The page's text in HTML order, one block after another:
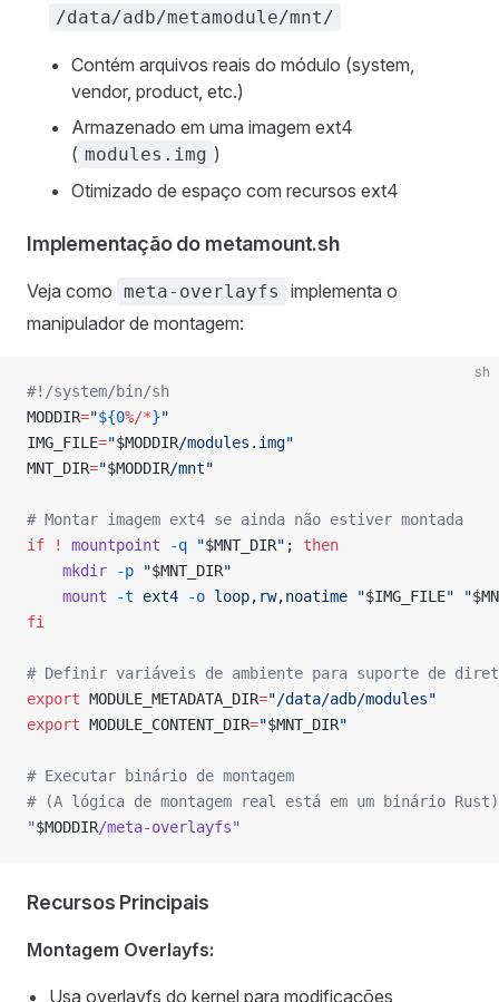
/data/adb/metamodule/mnt/
Contém arquivos reais do módulo (system,
vendor, product, etc.)
Armazenado em uma imagem ext4
( modules.img )
Otimizado de espaço com recursos ext4
Implementação do metamount.sh
Veja como meta-overlayfs
implementa o
manipulador de montagem:
sh
#!/system/bin/sh
MODDIR="${0%/*}"
IMG_FILE="$MODDIR/modules.img"
MNT_DIR="$MODDIR/mnt"
# Montar imagem ext4 se ainda não estiver montada
if ! mountpoint -q "$MNT_DIR" ; then
    mkdir
-p "$MNT_DIR"
    mount
-t ext4 -o loop,rw,noatime "$IMG_FILE" "
fi
# Definir variáveis de ambiente para suporte de
export MODULE_METADATA_DIR="/data/adb/modules"
export MODULE_CONTENT_DIR="$MNT_DIR"
# Executar binário de montagem
# (A lógica de montagem real está em um binário Rust)
"$MODDIR/meta-overlayfs"
Recursos Principais
Montagem Overlayfs:
Usa overlayfs do kernel para modificações